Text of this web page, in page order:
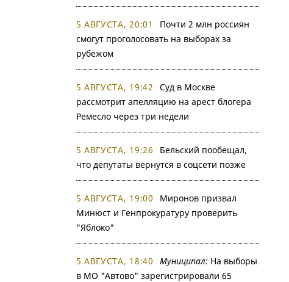
5 АВГУСТА, 20:01
Почти 2 млн россиян
смогут проголосовать на выборах за
рубежом
5 АВГУСТА, 19:42
Суд в Москве
рассмотрит апелляцию на арест блогера
Ремесло через три недели
5 АВГУСТА, 19:26
Бельский пообещал,
что депутаты вернутся в соцсети позже
5 АВГУСТА, 19:00
Миронов призвал
Минюст и Генпрокуратуру проверить
"Яблоко"
5 АВГУСТА, 18:40 Муниципал: На выборы
в МО "Автово" зарегистрировали 65